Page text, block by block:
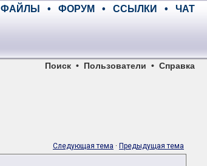
ФАЙЛЫ • ФОРУМ • ССЫЛКИ • ЧАТ
Поиск • Пользователи • Справка
Следующая тема · Предыдущая тема